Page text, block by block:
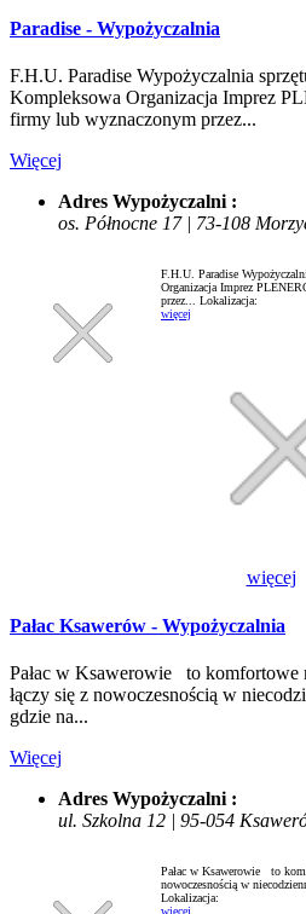
Paradise - Wypożyczalnia
F.H.U. Paradise Wypożyczalnia
Kompleksowa Organizacja Imprez
firmy lub wyznaczonym przez...
Więcej
Adres Wypożyczalni :
os. Północne 17 | 73-108
F.H.U. Paradise
Organizacja Imprez
przez... Lokalizacja:
więcej
więcej
Pałac Ksawerów - Wypożyczalnia
Pałac w Ksawerowie to komfortowe
łączy się z nowoczesnością w
gdzie na...
Więcej
Adres Wypożyczalni :
ul. Szkolna 12 | 95-054
Pałac w Ksawerowie to
nowoczesnością w
Lokalizacja:
więcej